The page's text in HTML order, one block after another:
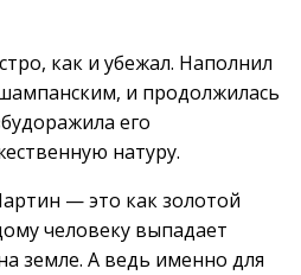
как и убежал. Наполнил
и продолжилась
его
натуру.
— это как золотой
человеку выпадает
земле. А ведь именно для